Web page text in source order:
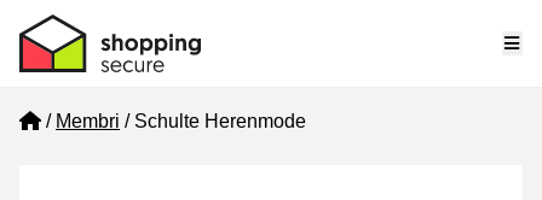
Home
Membri Schulte Herenmode